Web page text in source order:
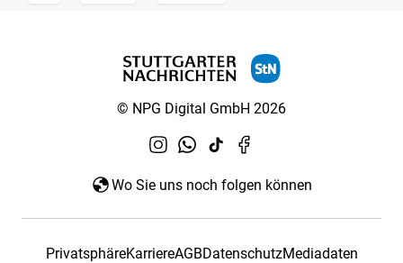
© NPG Digital GmbH 2026
Wo Sie uns noch folgen können
PrivatsphäreKarriereAGBDatenschutzMediadaten